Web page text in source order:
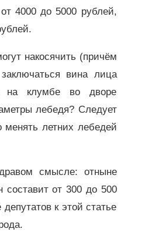
4000 до 5000 рублей,
накосячить (причём
вина лица
на клумбе во дворе
лебедя? Следует
менять летних лебедей
смысле: отныне
составит от 300 до 500
к этой статье